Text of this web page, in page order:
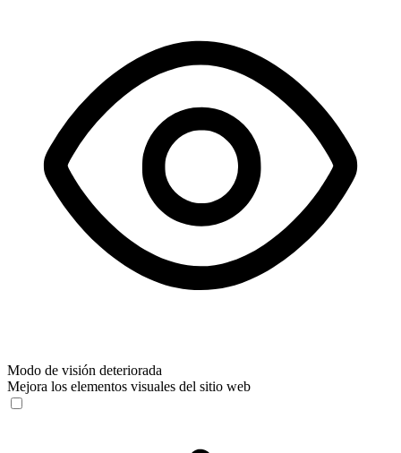
Modo de visión deteriorada
Mejora los elementos visuales del sitio web